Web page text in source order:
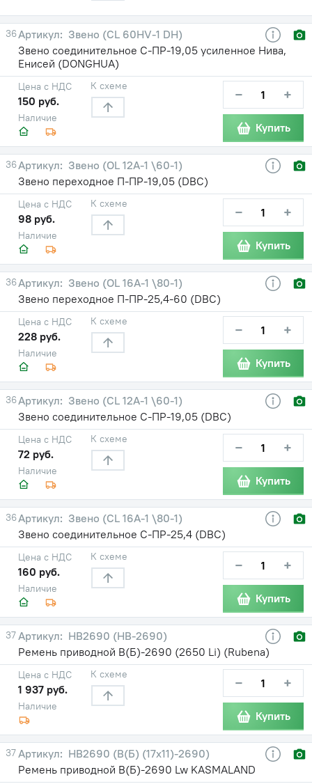
36
Звено (CL 60HV-1 DH)
Звено соединительное С-ПР-19,05 усиленное Нива,
Енисей (DONGHUA)
Наличие
Цена с НДС
150 руб.
К схеме − +
Купить
36
Звено (OL 12A-1 \60-1)
Звено переходное П-ПР-19,05 (DBC)
Наличие
Цена с НДС
98 руб.
К схеме − +
Купить
36
Звено (OL 16А-1 \80-1)
Звено переходное П-ПР-25,4-60 (DBC)
Наличие
Цена с НДС
228 руб.
К схеме − +
Купить
36
Звено (CL 12A-1 \60-1)
Звено соединительное С-ПР-19,05 (DBC)
Наличие
Цена с НДС
72 руб.
К схеме − +
Купить
36
Звено (CL 16A-1 \80-1)
Звено соединительное С-ПР-25,4 (DBC)
Наличие
Цена с НДС
160 руб.
К схеме − +
Купить
37
HB2690 (НВ-2690)
Ремень приводной В(Б)-2690 (2650 Li) (Rubena)
Наличие
Цена с НДС
1 937 руб.
К схеме − +
Купить
37
HB2690 (В(Б) (17х11)-2690)
Ремень приводной В(Б)-2690 Lw KASMALAND